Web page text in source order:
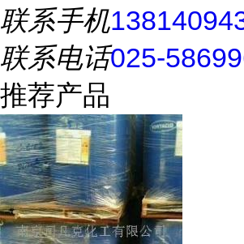
联系手机
联系电话025-
推荐产品